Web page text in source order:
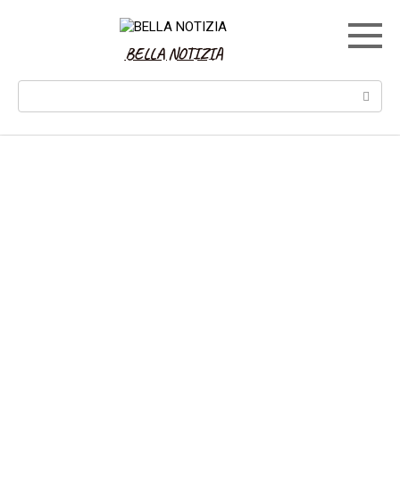
BELLA NOTIZIA
Search: